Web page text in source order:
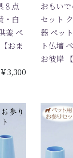
８点
・白
養 ペ
おま
￥3,300
おもい
セット
器 ペッ
ト仏壇
お彼岸